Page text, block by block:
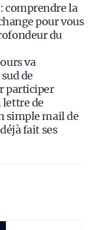
comprendre la
pour vous
du
va
de
participer
lettre de
simple mail de
fait ses